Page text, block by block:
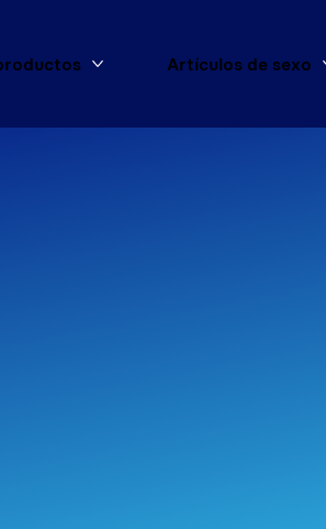
Más Nuestros productos
Artículos de sexo